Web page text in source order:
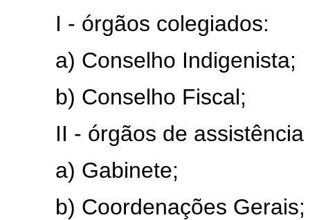
I - órgãos colegiados:
a) Conselho Indigenista;
b) Conselho Fiscal;
II - órgãos de assistência
a) Gabinete;
b) Coordenações Gerais;